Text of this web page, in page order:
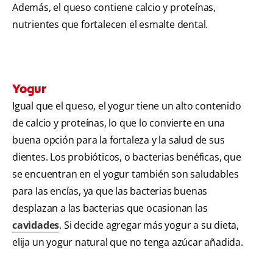
Además, el queso contiene calcio y proteínas,
nutrientes que fortalecen el esmalte dental.
Yogur
Igual que el queso, el yogur tiene un alto contenido
de calcio y proteínas, lo que lo convierte en una
buena opción para la fortaleza y la salud de sus
dientes. Los probióticos, o bacterias benéficas, que
se encuentran en el yogur también son saludables
para las encías, ya que las bacterias buenas
desplazan a las bacterias que ocasionan las
cavidades. Si decide agregar más yogur a su dieta,
elija un yogur natural que no tenga azúcar añadida.